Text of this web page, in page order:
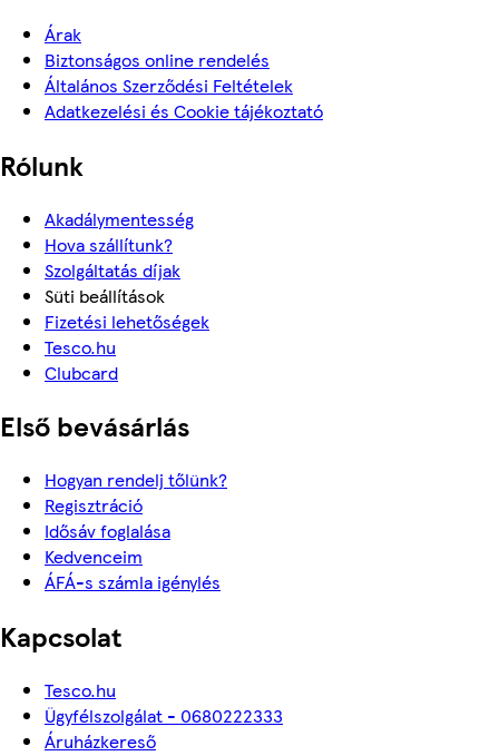
Árak
Biztonságos online rendelés
Általános Szerződési Feltételek
Adatkezelési és Cookie tájékoztató
Rólunk
Akadálymentesség
Hova szállítunk?
Szolgáltatás díjak
Süti beállítások
Fizetési lehetőségek
Tesco.hu
Clubcard
Első bevásárlás
Hogyan rendelj tőlünk?
Regisztráció
Idősáv foglalása
Kedvenceim
ÁFÁ-s számla igénylés
Kapcsolat
Tesco.hu
Ügyfélszolgálat - 0680222333
Áruházkereső